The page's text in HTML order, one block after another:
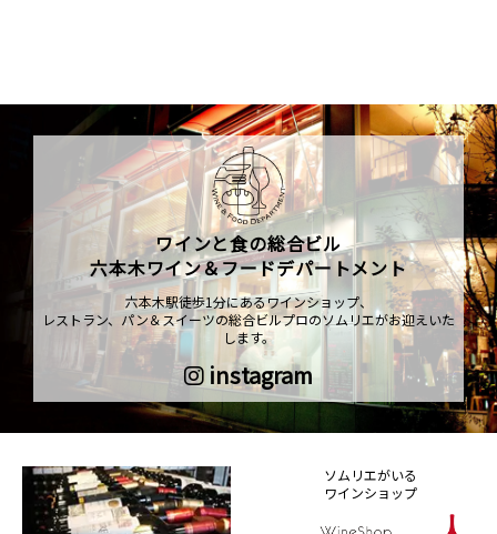
ワインと食の総合ビル
六本木ワイン＆フードデパートメント
六本木駅徒歩1分にあるワインショップ、
レストラン、パン＆スイーツの総合ビルプロのソムリエがお迎えいた
します。
instagram
ソムリエがいる
ワインショップ